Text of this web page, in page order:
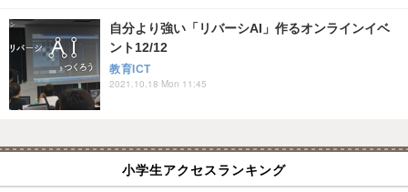
自分より強い「リバーシAI」作るオンラインイベ
ント12/12
教育ICT
2021.10.18 Mon 11:45
小学生アクセスランキング